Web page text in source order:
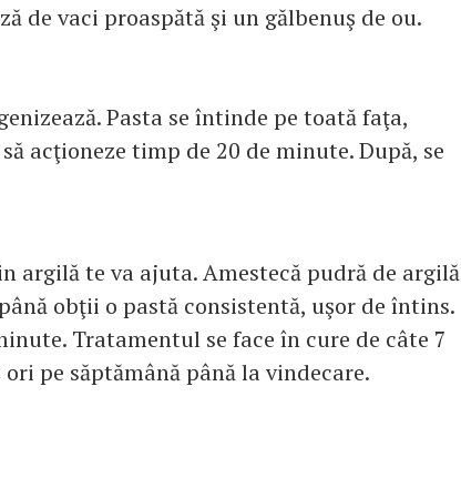
de vaci proaspătă şi un gălbenuş de ou.
Pasta se întinde pe toată faţa,
acţioneze timp de 20 de minute. După, se
argilă te va ajuta. Amestecă pudră de argilă
obţii o pastă consistentă, uşor de întins.
Tratamentul se face în cure de câte 7
pe săptămână până la vindecare.